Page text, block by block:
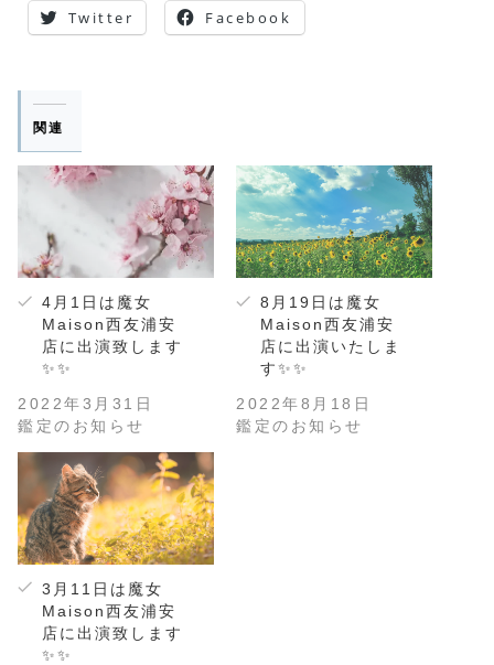
Twitter Facebook
関連
4月1日は魔女
Maison西友浦安
店に出演致します
✨✨
2022年3月31日
鑑定のお知らせ
8月19日は魔女
Maison西友浦安
店に出演いたしま
す✨✨
2022年8月18日
鑑定のお知らせ
3月11日は魔女
Maison西友浦安
店に出演致します
✨✨